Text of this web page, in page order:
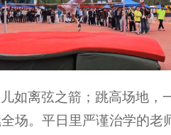
如离弦之箭；跳高场地，
场。平日里严谨治学的